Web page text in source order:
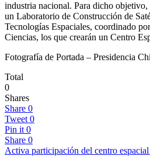
industria nacional. Para dicho
un Laboratorio de Construcción de
Tecnologías Espaciales, coordinado
Ciencias, los que crearán un Centro
Fotografía de Portada – Presidencia
Total
0
Shares
Share 0
Tweet 0
Pin it 0
Share 0
Activa participación del centro